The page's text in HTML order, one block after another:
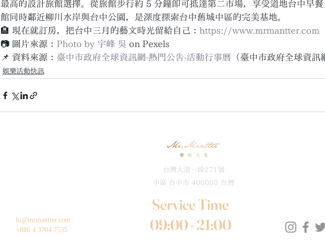
最高的設計旅館選擇。從旅館步行約 5 分鐘即可抵達第二市場，享受道地台中早
館同時鄰近柳川水岸與台中公園，是深度探索台中舊城中區的完美基地。
🏨 現在就訂房，把台中三月的藝文時光留給自己： https://www.mrmantter.com
📷 圖片來源： Photo by 宇峰 吳 on Pexels
📌 資料來源： 臺中市政府全球資訊網-熱門公告-活動行事曆 （臺中市政府全球資訊
娛樂活動快訊
台灣大道一段271號
中區 台中市 400003 台灣
hi@mrmantter.com
+886 4 3704 7535
Service Time
09:00 - 21:00